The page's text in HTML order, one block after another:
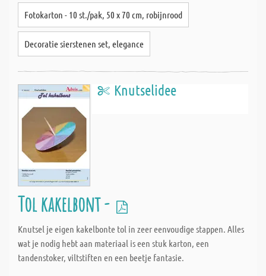
Fotokarton - 10 st./pak, 50 x 70 cm, robijnrood
Decoratie sierstenen set, elegance
Knutselidee
Tol kakelbont -
Knutsel je eigen kakelbonte tol in zeer eenvoudige stappen. Alles
wat je nodig hebt aan materiaal is een stuk karton, een
tandenstoker, viltstiften en een beetje fantasie.